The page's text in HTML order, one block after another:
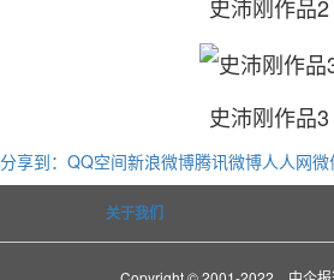
史沛刚作品2
史沛刚作品3
分享到： QQ空间新浪微博腾讯微博人人网微
关于我们